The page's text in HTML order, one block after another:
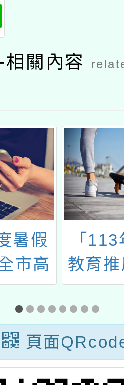
關內容
暑假
市高
家長
一案
「
教育
畫」
初階
(
頁面